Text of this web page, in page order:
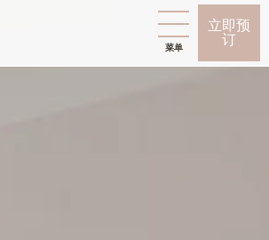
立即预
订
菜单